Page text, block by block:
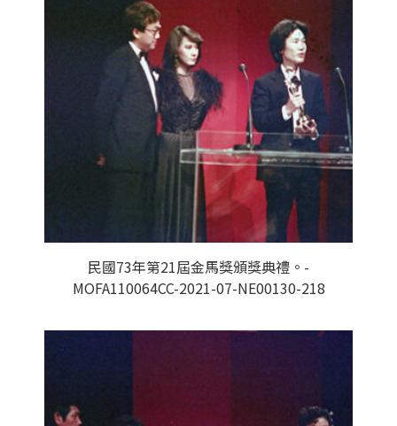
民國73年第21屆金馬獎頒獎典禮。-
MOFA110064CC-2021-07-NE00130-218